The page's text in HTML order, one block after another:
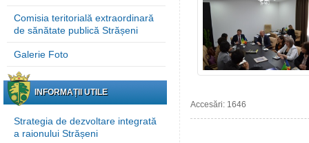
Comisia teritorială extraordinară
de sănătate publică Strășeni
Galerie Foto
INFORMAȚII UTILE
Strategia de dezvoltare integrată
a raionului Strășeni
Accesări: 1646